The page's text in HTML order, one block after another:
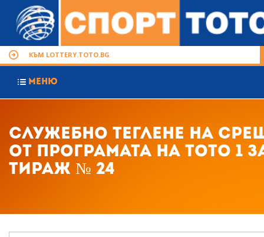
КЪМ LOTTERY.TOTO.BG
МЕНЮ
Служебно теглене на
от програмата на Тото 1
тираж № 24